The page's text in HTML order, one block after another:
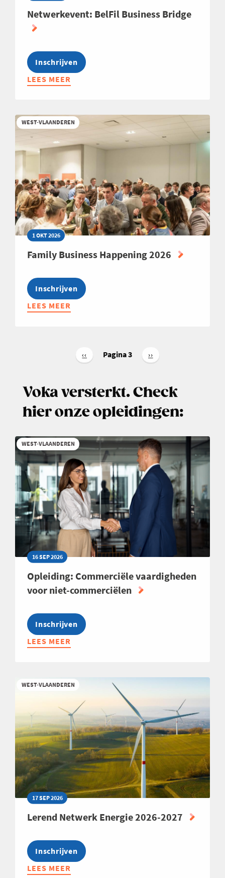
Netwerkevent: BelFil Business Bridge
Inschrijven
LEES MEER
ABOUT
BUSINESS
BRIDGE
WEST-VLAANDEREN
1 OKT 2026
Family Business Happening 2026
Inschrijven
LEES MEER
ABOUT
Vorige
pagina
‹‹ Pagina 3
Volgende
pagina
››
Voka versterkt. Check
hier onze opleidingen:
WEST-VLAANDEREN
16 SEP 2026
Opleiding: Commerciële vaardigheden
voor niet-commerciëlen
Inschrijven
LEES MEER
ABOUT
VAARDIGHEDEN
VOOR
COMMERCIËLEN
WEST-VLAANDEREN
17 SEP 2026
Lerend Netwerk Energie 2026-2027
Inschrijven
LEES MEER
ABOUT